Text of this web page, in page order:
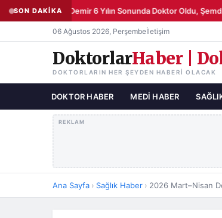
SON DAKİKA
Şemsettin Demir 6 Yılın Sonunda Doktor Oldu,
06 Ağustos 2026, Perşembeİletişim
DoktorlarHaber |
DOKTORLARIN HER ŞEYDEN HABERI OLACAK
DOKTOR HABER MEDI HABER
REKLAM
Ana Sayfa › Sağlık Haber › 2026 Mart–Nisan